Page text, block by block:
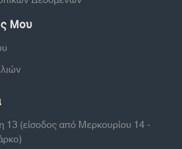
Μου
13 (είσοδος από Μερκουρίου 14 -